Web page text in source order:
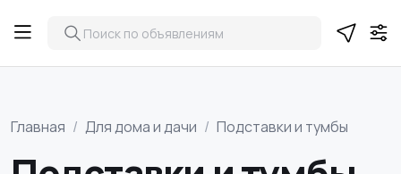
Главная Для дома и дачи Подставки и тумбы